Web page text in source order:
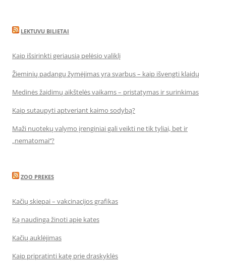
LEKTUVU BILIETAI
Kaip išsirinkti geriausią pelėsio valiklį
Žieminių padangų žymėjimas yra svarbus – kaip išvengti klaidų
Medinės žaidimų aikštelės vaikams – pristatymas ir surinkimas
Kaip sutaupyti aptveriant kaimo sodybą?
Maži nuotekų valymo įrenginiai gali veikti ne tik tyliai, bet ir
„nematomai‘‘?
ZOO PREKES
Kačių skiepai – vakcinacijos grafikas
Ką naudinga žinoti apie kates
Kačių auklėjimas
Kaip pripratinti katę prie draskyklės